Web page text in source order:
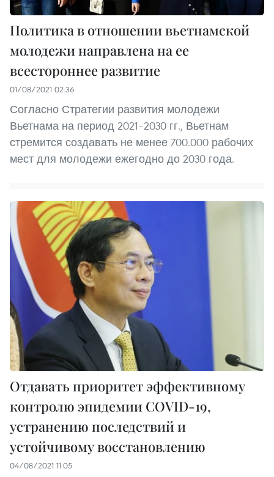
Политика в отношении вьетнамской
молодежи направлена на ее
всестороннее развитие
01/08/2021 02:36
Согласно Стратегии развития молодежи
Вьетнама на период 2021–2030 гг., Вьетнам
стремится создавать не менее 700.000 рабочих
мест для молодежи ежегодно до 2030 года.
Отдавать приоритет эффективному
контролю эпидемии COVID-19,
устранению последствий и
устойчивому восстановлению
04/08/2021 11:05